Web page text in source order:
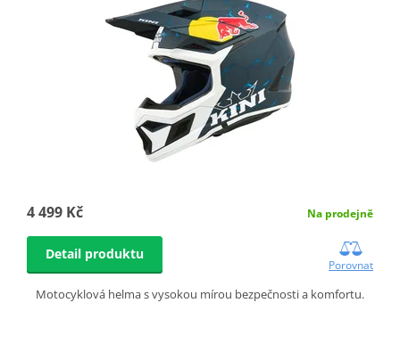
4 499 Kč Na prodejně
Detail produktu
Porovnat
Motocyklová helma s vysokou mírou bezpečnosti a komfortu.